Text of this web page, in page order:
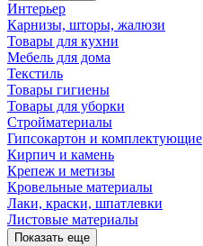
Интерьер
Карнизы, шторы, жалюзи
Товары для кухни
Мебель для дома
Текстиль
Товары гигиены
Товары для уборки
Стройматериалы
Гипсокартон и комплектующие
Кирпич и камень
Крепеж и метизы
Кровельные материалы
Лаки, краски, шпатлевки
Листовые материалы
Показать еще